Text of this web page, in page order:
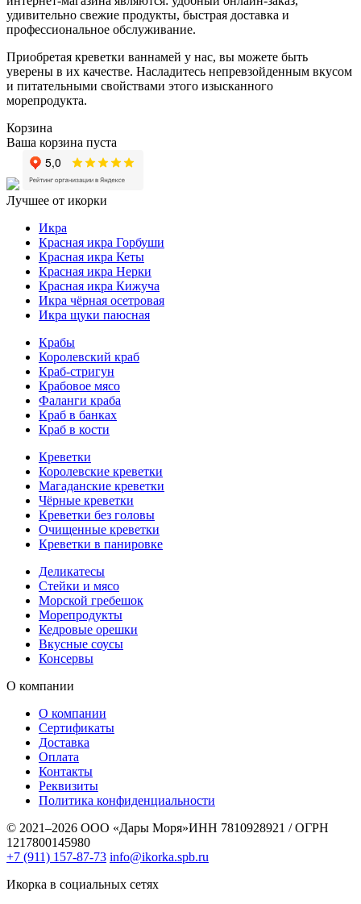
удивительно свежие продукты, быстрая доставка и
профессиональное обслуживание.
Приобретая креветки ваннамей у нас, вы можете быть
уверены в их качестве. Насладитесь непревзойденным вкусом
и питательными свойствами этого изысканного
морепродукта.
Корзина
Ваша корзина пуста
Лучшее от икорки
Икра
Красная икра Горбуши
Красная икра Кеты
Красная икра Нерки
Красная икра Кижуча
Икра чёрная осетровая
Икра щуки паюсная
Крабы
Королевский краб
Краб-стригун
Крабовое мясо
Фаланги краба
Краб в банках
Краб в кости
Креветки
Королевские креветки
Магаданские креветки
Чёрные креветки
Креветки без головы
Очищенные креветки
Креветки в панировке
Деликатесы
Стейки и мясо
Морской гребешок
Морепродукты
Кедровые орешки
Вкусные соусы
Консервы
О компании
О компании
Сертификаты
Доставка
Оплата
Контакты
Реквизиты
Политика конфиденциальности
© 2021–2026 ООО «Дары Моря»ИНН 7810928921 / ОГРН
1217800145980
+7 (911) 157-87-73 info@ikorka.spb.ru
Икорка в социальных сетях